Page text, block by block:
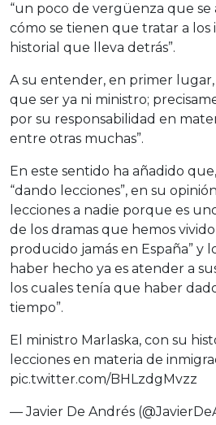
“un poco de vergüenza que se
cómo se tienen que tratar a los
historial que lleva detrás”.
A su entender, en primer
que ser ya ni ministro;
por su responsabilidad en
entre otras muchas”.
En este sentido ha añadido
“dando lecciones”, en su
lecciones a nadie porque es
de los dramas que hemos
producido jamás en España” y
haber hecho ya es atender a
los cuales tenía que haber
tiempo”.
El ministro Marlaska, con su
lecciones en materia de
pic.twitter.com/BHLzdgMvzz
— Javier De Andrés